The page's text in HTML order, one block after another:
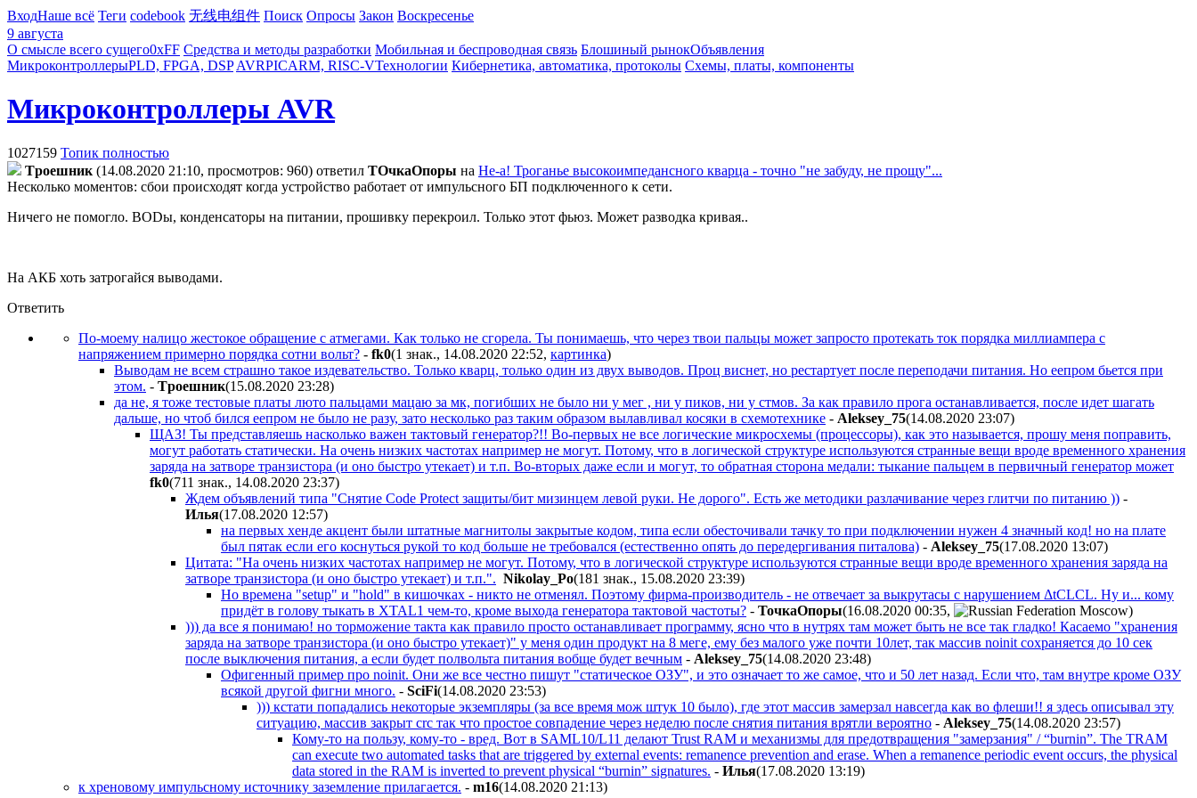
ВходНаше всё Теги codebook 无线电组件 Поиск Опросы Закон Воскресенье
9 августа
О смысле всего сущего0xFF Средства и методы разработки Мобильная и беспроводная связь Блошиный рынокОбъявления
МикроконтроллерыPLD, FPGA, DSP AVRPICARM, RISC-VТехнологии Кибернетика, автоматика, протоколы Схемы, платы, компоненты
Микроконтроллеры AVR
1027159 Топик полностью
Tpoeшник (14.08.2020 21:10, просмотров: 960) ответил TOчкaOпopы на Не-а! Троганье высокоимпедансного кварца - точно "не забуду, не прощу"...
Несколько моментов: сбои происходят когда устройство работает от импульсного БП подключенного к сети.
Ничего не помогло. BODы, конденсаторы на питании, прошивку перекроил. Только этот фьюз. Может разводка кривая..
На АКБ хоть затрогайся выводами.
Ответить
По-моему налицо жестокое обращение с атмегами. Как только не сгорела. Ты понимаешь, что через твои пальцы может запросто протекать ток порядка миллиампера с
напряжением примерно порядка сотни вольт? - fk0(1 знак., 14.08.2020 22:52, картинка)
Выводам не всем страшно такое издевательство. Только кварц, только один из двух выводов. Проц виснет, но рестартует после переподачи питания. Но еепром бьется при
этом. - Tpoeшник(15.08.2020 23:28)
да не, я тоже тестовые платы люто пальцами мацаю за мк, погибших не было ни у мег , ни у пиков, ни у стмов. За как правило прога останавливается, после идет шагать
дальше, но чтоб бился еепром не было не разу, зато несколько раз таким образом вылавливал косяки в схемотехнике - Aleksey_75(14.08.2020 23:07)
ЩАЗ! Ты представляешь насколько важен тактовый генератор?!! Во-первых не все логические микросхемы (процессоры), как это называется, прошу меня поправить,
могут работать статически. На очень низких частотах например не могут. Потому, что в логической структуре используются странные вещи вроде временного хранения
заряда на затворе транзистора (и оно быстро утекает) и т.п. Во-вторых даже если и могут, то обратная сторона медали: тыкание пальцем в первичный генератор может
fk0(711 знак., 14.08.2020 23:37)
Ждем объявлений типа "Снятие Code Protect защиты/бит мизинцем левой руки. Не дорого". Есть же методики разлачивание через глитчи по питанию )) -
Илья(17.08.2020 12:57)
на первых хенде акцент были штатные магнитолы закрытые кодом, типа если обесточивали тачку то при подключении нужен 4 значный код! но на плате
был пятак если его коснуться рукой то код больше не требовался (естественно опять до передергивания питалова) - Aleksey_75(17.08.2020 13:07)
Цитата: "На очень низких частотах например не могут. Потому, что в логической структуре используются странные вещи вроде временного хранения заряда на
затворе транзистора (и оно быстро утекает) и т.п.". Nikolay_Po(181 знак., 15.08.2020 23:39)
Но времена "setup" и "hold" в кишочках - никто не отменял. Поэтому фирма-производитель - не отвечает за выкрутасы с нарушением ΔtCLCL. Ну и... кому
придёт в голову тыкать в XTAL1 чем-то, кроме выхода генератора тактовой частоты? - ToчкaOпopы(16.08.2020 00:35,
)
))) да все я понимаю! но торможение такта как правило просто останавливает программу, ясно что в нутрях там может быть не все так гладко! Касаемо "хранения
заряда на затворе транзистора (и оно быстро утекает)" у меня один продукт на 8 меге, ему без малого уже почти 10лет, так массив noinit сохраняется до 10 сек
после выключения питания, а если будет полвольта питания вобще будет вечным - Aleksey_75(14.08.2020 23:48)
Офигенный пример про noinit. Они же все честно пишут "статическое ОЗУ", и это означает то же самое, что и 50 лет назад. Если что, там внутре кроме ОЗУ
всякой другой фигни много. - SciFi(14.08.2020 23:53)
))) кстати попадались некоторые экземпляры (за все время мож штук 10 было), где этот массив замерзал навсегда как во флеши!! я здесь описывал эту
ситуацию, массив закрыт crc так что простое совпадение через неделю после снятия питания врятли вероятно - Aleksey_75(14.08.2020 23:57)
Кому-то на пользу, кому-то - вред. Вот в SAML10/L11 делают Trust RAM и механизмы для предотвращения "замерзания" / “burnin”. The TRAM
can execute two automated tasks that are triggered by external events: remanence prevention and erase. When a remanence periodic event occurs, the physical
data stored in the RAM is inverted to prevent physical “burnin” signatures. - Илья(17.08.2020 13:19)
к хреновому импульсному источнику заземление прилагается. - m16(14.08.2020 21:13)